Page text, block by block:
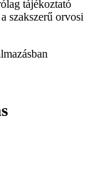
tájékoztató
szakszerű orvosi